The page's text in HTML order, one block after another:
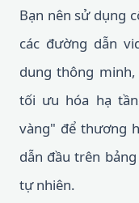
Bạn nên sử dụng
các đường dẫn
dung thông
tối ưu hóa hạ
vàng" để thương
dẫn đầu trên
tự nhiên.